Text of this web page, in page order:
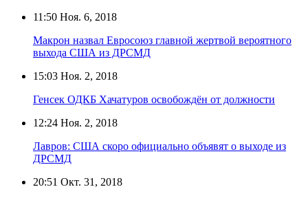
11:50 Ноя. 6, 2018
Макрон назвал Евросоюз главной жертвой вероятного
выхода США из ДРСМД
15:03 Ноя. 2, 2018
Генсек ОДКБ Хачатуров освобождён от должности
12:24 Ноя. 2, 2018
Лавров: США скоро официально объявят о выходе из
ДРСМД
20:51 Окт. 31, 2018